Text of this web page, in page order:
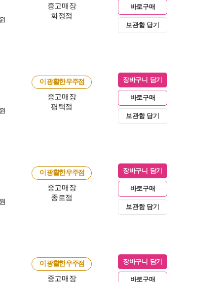
중고매장
화정점
바로구매
보관함 담기
이 광활한 우주점
중고매장
평택점
장바구니 담기
바로구매
보관함 담기
이 광활한 우주점
중고매장
종로점
장바구니 담기
바로구매
보관함 담기
이 광활한 우주점
중고매장
장바구니 담기
바로구매